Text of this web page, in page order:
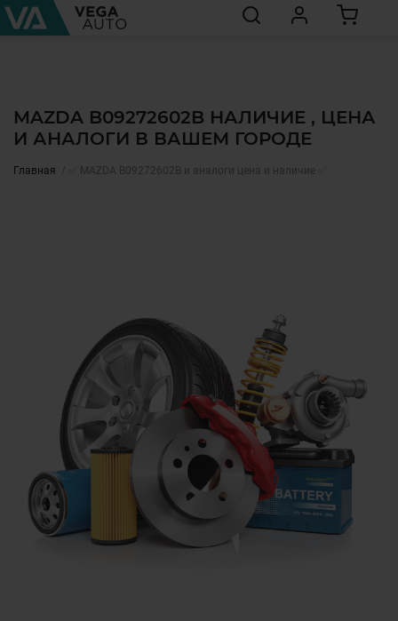
MAZDA B09272602B НАЛИЧИЕ , ЦЕНА
И АНАЛОГИ В ВАШЕМ ГОРОДЕ
Главная ✅ MAZDA B09272602B и аналоги цена и наличие ✅